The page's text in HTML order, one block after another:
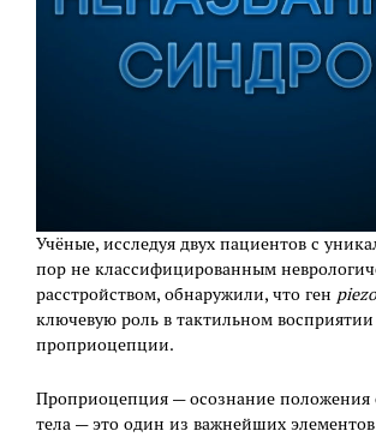
Учёные, исследуя двух пациентов с
пор не классифицированным
расстройством, обнаружили, что ген piezo
ключевую роль в тактильном
проприоцепции.
Проприоцепция — осознание положения
тела — это один из важнейших